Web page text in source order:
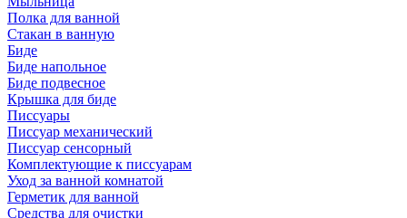
Полка для ванной
Стакан в ванную
Биде
Биде напольное
Биде подвесное
Крышка для биде
Писсуары
Писсуар механический
Писсуар сенсорный
Комплектующие к писсуарам
Уход за ванной комнатой
Герметик для ванной
Средства для очистки